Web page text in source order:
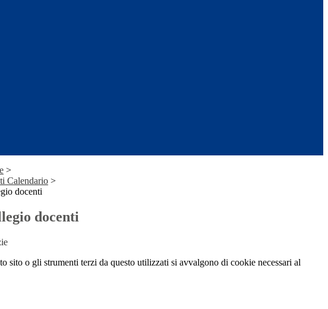
>
Calendario >
docenti
docenti
sito o gli strumenti terzi da questo utilizzati si avvalgono di cookie necessari al